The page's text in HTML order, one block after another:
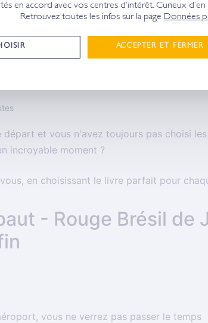
en accord avec vos centres d’intérêt. Curieux d’en
Retrouvez toutes les infos sur la pageDonnées
ACCEPTER ET FERMER
LECTURES DE
départ et vous n'avez toujours pas choisi
incroyable moment ?
en choisissant le livre parfait pour
- Rouge Brésil de
vous ne verrez pas passer le temps